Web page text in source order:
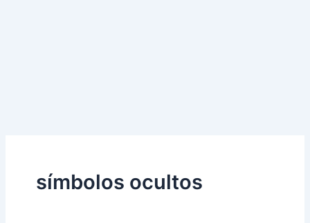
símbolos ocultos